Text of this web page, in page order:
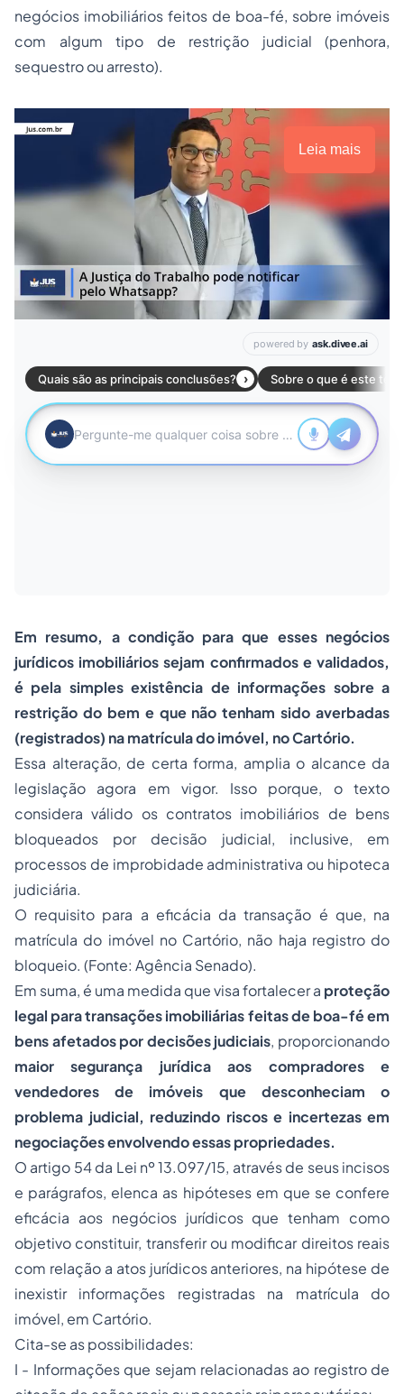
negócios imobiliários feitos de boa-fé, sobre imóveis
com algum tipo de restrição judicial (penhora,
sequestro ou arresto).
Leia mais
Em resumo, a condição para que esses negócios
jurídicos imobiliários sejam confirmados e validados,
é pela simples existência de informações sobre a
restrição do bem e que não tenham sido averbadas
(registrados) na matrícula do imóvel, no Cartório.
Essa alteração, de certa forma, amplia o alcance da
legislação agora em vigor. Isso porque, o texto
considera válido os contratos imobiliários de bens
bloqueados por decisão judicial, inclusive, em
processos de improbidade administrativa ou hipoteca
judiciária.
O requisito para a eficácia da transação é que, na
matrícula do imóvel no Cartório, não haja registro do
bloqueio. (Fonte: Agência Senado).
Em suma, é uma medida que visa fortalecer a proteção
legal para transações imobiliárias feitas de boa-fé em
bens afetados por decisões judiciais, proporcionando
maior segurança jurídica aos compradores e
vendedores de imóveis que desconheciam o
problema judicial, reduzindo riscos e incertezas em
negociações envolvendo essas propriedades.
O artigo 54 da Lei nº 13.097/15, através de seus incisos
e parágrafos, elenca as hipóteses em que se confere
eficácia aos negócios jurídicos que tenham como
objetivo constituir, transferir ou modificar direitos reais
com relação a atos jurídicos anteriores, na hipótese de
inexistir informações registradas na matrícula do
imóvel, em Cartório.
Cita-se as possibilidades:
I - Informações que sejam relacionadas ao registro de